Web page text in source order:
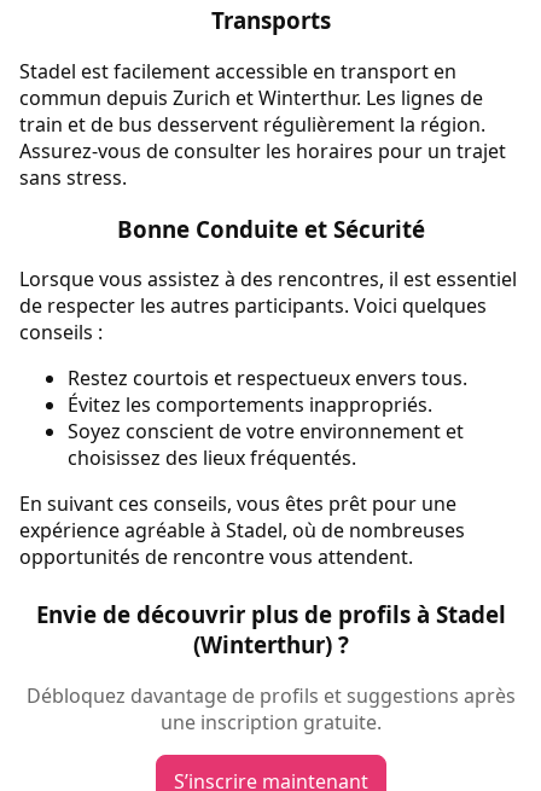
Transports
Stadel est facilement accessible en transport en
commun depuis Zurich et Winterthur. Les lignes de
train et de bus desservent régulièrement la région.
Assurez-vous de consulter les horaires pour un trajet
sans stress.
Bonne Conduite et Sécurité
Lorsque vous assistez à des rencontres, il est essentiel
de respecter les autres participants. Voici quelques
conseils :
Restez courtois et respectueux envers tous.
Évitez les comportements inappropriés.
Soyez conscient de votre environnement et
choisissez des lieux fréquentés.
En suivant ces conseils, vous êtes prêt pour une
expérience agréable à Stadel, où de nombreuses
opportunités de rencontre vous attendent.
Envie de découvrir plus de profils à Stadel
(Winterthur) ?
Débloquez davantage de profils et suggestions après
une inscription gratuite.
S’inscrire maintenant